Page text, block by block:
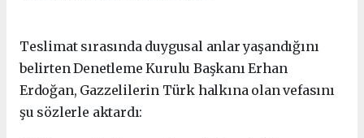
Teslimat sırasında duygusal anlar yaşandığını
belirten Denetleme Kurulu Başkanı Erhan
Erdoğan, Gazzelilerin Türk halkına olan vefasını
şu sözlerle aktardı: